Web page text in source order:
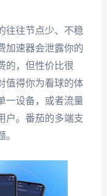
往往节点少、不稳
加速器会泄露你的
的，但性价比很
值得你为看球的体
一设备，或者流量
户。番茄的多端支